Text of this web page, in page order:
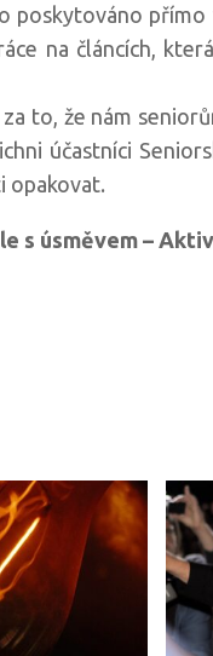
poskytováno
na článcích,
to, že nám
účastníci
opakovat.
s úsměvem –